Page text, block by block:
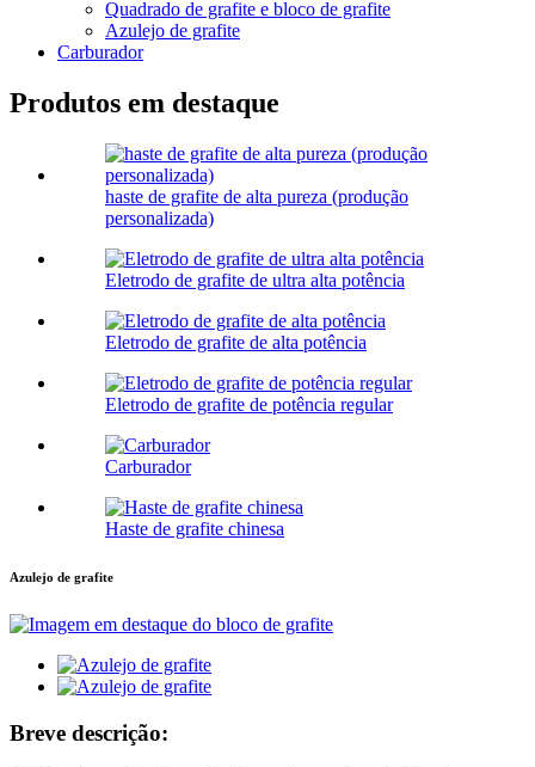
Quadrado de grafite e bloco de grafite
Azulejo de grafite
Carburador
Produtos em destaque
haste de grafite de alta pureza (produção
personalizada)
Eletrodo de grafite de ultra alta potência
Eletrodo de grafite de alta potência
Eletrodo de grafite de potência regular
Carburador
Haste de grafite chinesa
Azulejo de grafite
Breve descrição: